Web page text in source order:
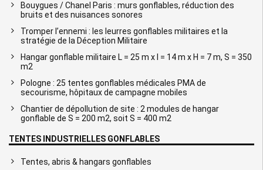
Bouygues / Chanel Paris : murs gonflables, réduction des
bruits et des nuisances sonores
Tromper l’ennemi : les leurres gonflables militaires et la
stratégie de la Déception Militaire
Hangar gonflable militaire L = 25 m x l = 14 m x H = 7 m, S = 350
m2
Pologne : 25 tentes gonflables médicales PMA de
secourisme, hôpitaux de campagne mobiles
Chantier de dépollution de site : 2 modules de hangar
gonflable de S = 200 m2, soit S = 400 m2
TENTES INDUSTRIELLES GONFLABLES
Tentes, abris & hangars gonflables